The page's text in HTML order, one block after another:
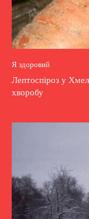
Я здоровий
Лептоспіроз у
хворобу